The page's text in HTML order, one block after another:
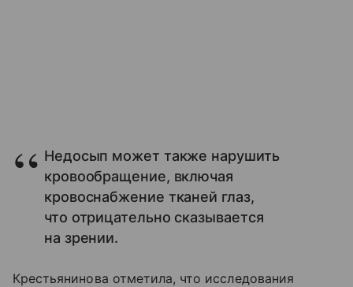
Недосып может также нарушить
кровообращение, включая
кровоснабжение тканей глаз,
что отрицательно сказывается
на зрении.
Крестьянинова отметила, что исследования